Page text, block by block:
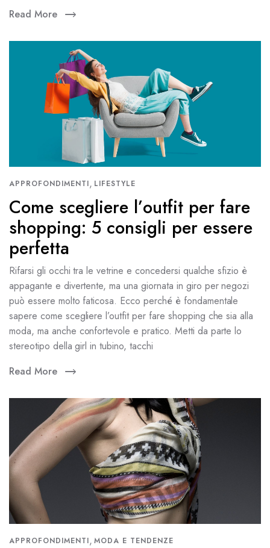
Read More
APPROFONDIMENTI, LIFESTYLE
Come scegliere l’outfit per fare
shopping: 5 consigli per essere
perfetta
Rifarsi gli occhi tra le vetrine e concedersi qualche sfizio è
appagante e divertente, ma una giornata in giro per negozi
può essere molto faticosa. Ecco perché è fondamentale
sapere come scegliere l’outfit per fare shopping che sia alla
moda, ma anche confortevole e pratico. Metti da parte lo
stereotipo della girl in tubino, tacchi
Read More
APPROFONDIMENTI, MODA E TENDENZE